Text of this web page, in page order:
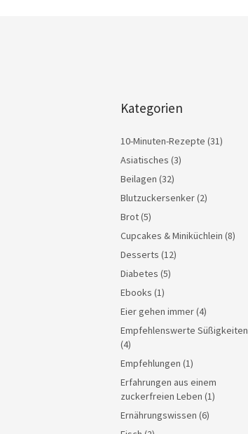
Kategorien
10-Minuten-Rezepte (31)
Asiatisches (3)
Beilagen (32)
Blutzuckersenker(2)
Brot(5)
Cupcakes & Miniküchlein (8)
Desserts (12)
Diabetes (5)
Ebooks (1)
Eier gehen immer(4)
Empfehlenswerte Süßigkeiten
(4)
Empfehlungen (1)
Erfahrungen aus einem
zuckerfreien Leben (1)
Ernährungswissen (6)